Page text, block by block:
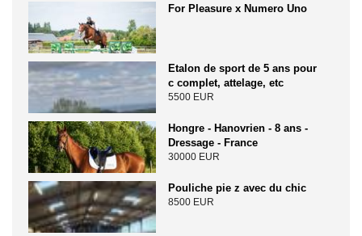
For Pleasure x Numero Uno
Etalon de sport de 5 ans pour
c complet, attelage, etc
5500 EUR
Hongre - Hanovrien - 8 ans -
Dressage - France
30000 EUR
Pouliche pie z avec du chic
8500 EUR